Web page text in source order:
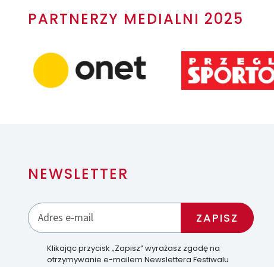
PARTNERZY MEDIALNI 2025
NEWSLETTER
Klikając przycisk „Zapisz” wyrażasz zgodę na
otrzymywanie e-mailem Newslettera Festiwalu